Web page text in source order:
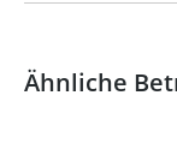
Ähnliche